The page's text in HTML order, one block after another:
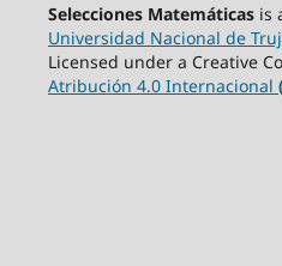
Selecciones Matemáticasis
Universidad Nacional de
Licensed under a Creative
Atribución 4.0 Internacional